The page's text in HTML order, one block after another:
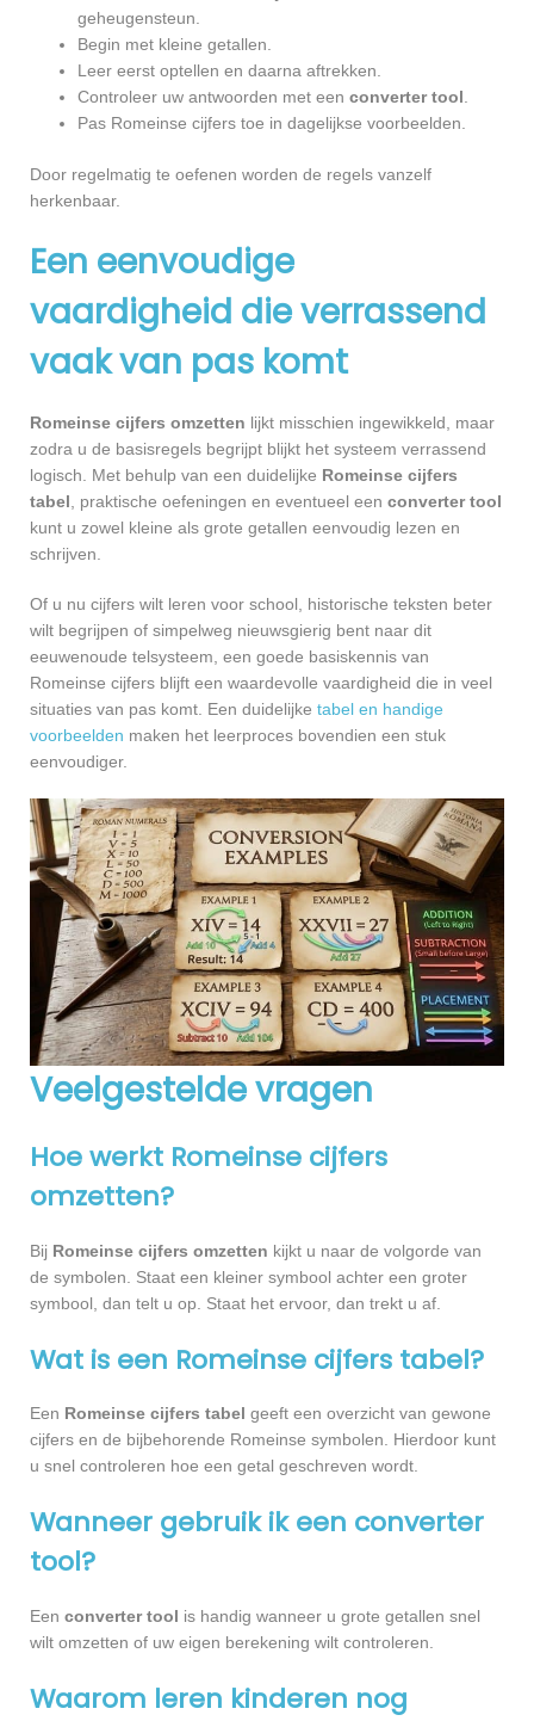
geheugensteun.
Begin met kleine getallen.
Leer eerst optellen en daarna aftrekken.
Controleer uw antwoorden met een converter tool
Pas Romeinse cijfers toe in dagelijkse voorbeelden.
Door regelmatig te oefenen worden de regels vanzelf
herkenbaar.
Een eenvoudige
vaardigheid die verrassend
vaak van pas komt
Romeinse cijfers omzetten lijkt misschien ingewikkeld, maar
zodra u de basisregels begrijpt blijkt het systeem verrassend
logisch. Met behulp van een duidelijke Romeinse cijfers
tabel , praktische oefeningen en eventueel een converter tool
kunt u zowel kleine als grote getallen eenvoudig lezen en
schrijven.
Of u nu cijfers wilt leren voor school, historische teksten beter
wilt begrijpen of simpelweg nieuwsgierig bent naar dit
eeuwenoude telsysteem, een goede basiskennis van
Romeinse cijfers blijft een waardevolle vaardigheid die in veel
situaties van pas komt. Een duidelijke tabel en handige
voorbeelden maken het leerproces bovendien een stuk
eenvoudiger.
Veelgestelde vragen
Hoe werkt Romeinse cijfers
omzetten?
Bij Romeinse cijfers omzetten kijkt u naar de volgorde van
de symbolen. Staat een kleiner symbool achter een groter
symbool, dan telt u op. Staat het ervoor, dan trekt u af.
Wat is een Romeinse cijfers tabel?
Een Romeinse cijfers tabel geeft een overzicht van gewone
cijfers en de bijbehorende Romeinse symbolen. Hierdoor kunt
u snel controleren hoe een getal geschreven wordt.
Wanneer gebruik ik een converter
tool?
Een converter tool is handig wanneer u grote getallen snel
wilt omzetten of uw eigen berekening wilt controleren.
Waarom leren kinderen nog